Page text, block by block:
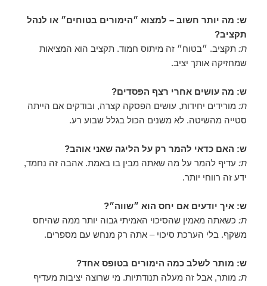
ש: מה יותר חשוב – למצוא ״הימורים בטוחים״ או לנהל
תקציב?
ת: תקציב. ״בטוח״ זה מיתוס חמוד. תקציב הוא המציאות
שמחזיקה אותך יציב.
ש: מה עושים אחרי רצף הפסדים?
ת: מורידים יחידות, עושים הפסקה קצרה, ובודקים אם הייתה
סטייה מהשיטה. לא משנים הכול בגלל שבוע רע.
ש: האם כדאי להמר רק על הליגה שאני אוהב?
ת: עדיף להמר על מה שאתה מבין בו באמת. אהבה זה נחמד,
ידע זה רווחי יותר.
ש: איך יודעים אם יחס הוא ״שווה״?
ת: כשאתה מאמין שהסיכוי האמיתי גבוה יותר ממה שהיחס
משקף. בלי הערכת סיכוי – אתה רק מנחש עם מספרים.
ש: מותר לשלב כמה הימורים בטופס אחד?
ת: מותר, אבל זה מעלה תנודתיות. מי שרוצה יציבות מעדיף